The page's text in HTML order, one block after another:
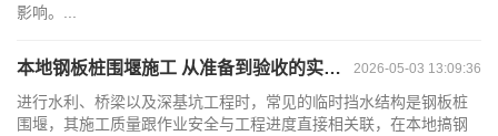
影响。...
2026-05-03 13:09:36
本地钢板桩围堰施工 从准备到验收的实操指南
进行水利、桥梁以及深基坑工程时，常见的临时挡水结构是钢板桩
围堰，其施工质量跟作业安全与工程进度直接相关联，在本地搞钢